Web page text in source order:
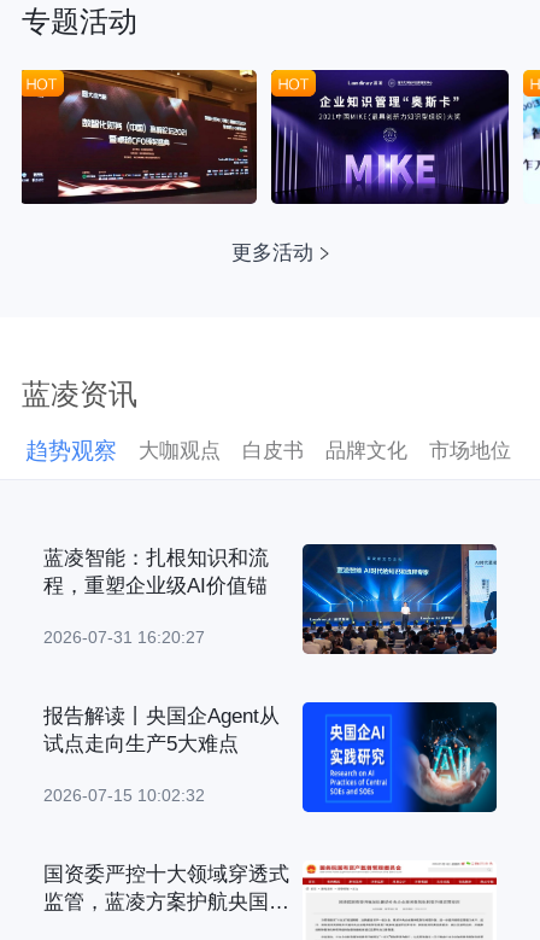
专题活动
更多活动
蓝凌资讯
趋势观察 大咖观点 白皮书 品牌文化 市场地位
蓝凌智能：扎根知识和流
程，重塑企业级AI价值锚
2026-07-31 16:20:27
报告解读丨央国企Agent从
试点走向生产5大难点
2026-07-15 10:02:32
国资委严控十大领域穿透式
监管，蓝凌方案护航央国企